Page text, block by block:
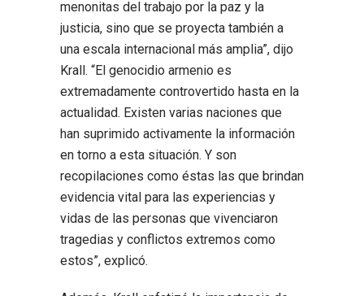
menonitas del trabajo por la paz y la
justicia, sino que se proyecta también a
una escala internacional más amplia”, dijo
Krall. “El genocidio armenio es
extremadamente controvertido hasta en la
actualidad. Existen varias naciones que
han suprimido activamente la información
en torno a esta situación. Y son
recopilaciones como éstas las que brindan
evidencia vital para las experiencias y
vidas de las personas que vivenciaron
tragedias y conflictos extremos como
estos”, explicó.